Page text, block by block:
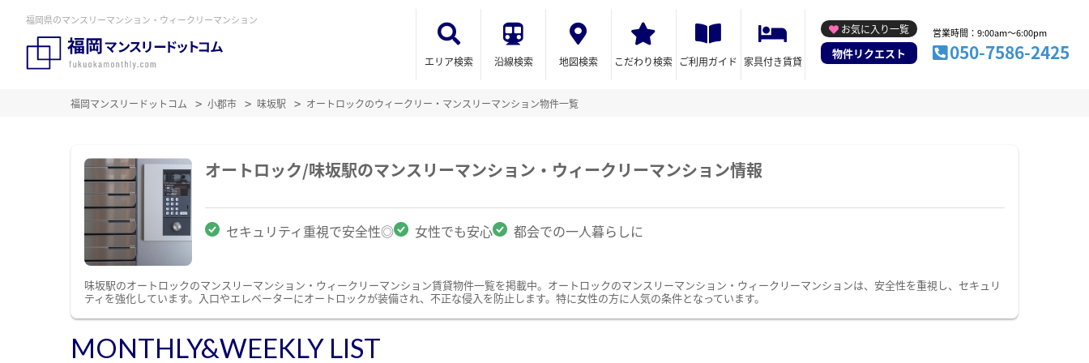
福岡県のマンスリーマンション・ウィークリーマンション
エリア検索 沿線検索 地図検索 こだわり検索 ご利用ガイド 家具付き賃貸
お気に入り一覧
物件リクエスト
営業時間：9:00am～6:00pm
050-7586-2425
福岡マンスリードットコム 小郡市 味坂駅 オートロックのウィークリー・マンスリーマンション物件一覧
オートロック/味坂駅のマンスリーマンション・ウィークリーマンション情報
セキュリティ重視で安全性◎ 女性でも安心 都会での一人暮らしに
味坂駅のオートロックのマンスリーマンション・ウィークリーマンション賃貸物件一覧を掲載中。オートロックのマンスリーマンション・ウィークリーマンションは、安全性を重視し、セキュリ
ティを強化しています。入口やエレベーターにオートロックが装備され、不正な侵入を防止します。特に女性の方に人気の条件となっています。
MONTHLY&WEEKLY LIST